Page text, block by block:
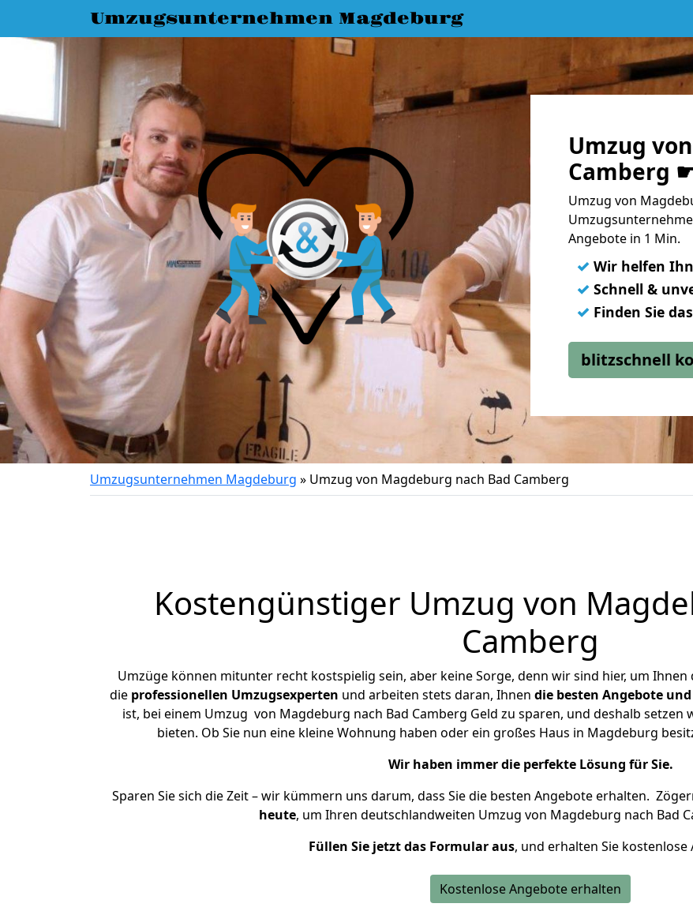
Umzugsunternehmen Magdeburg
Umzug
Camberg
Umzug von
Angebote in 1 Min.
✓ Wir helfen
✓ Schnell &
✓ Finden Sie
blitzschnell
Umzugsunternehmen Magdeburg » Umzug von Magdeburg nach Bad Camberg
Kostengünstiger Umzug von
Camberg
Umzüge können mitunter recht kostspielig sein, aber keine Sorge, denn wir sind hier, um Ihnen
die professionellen Umzugsexperten und arbeiten stets daran, Ihnen die besten Angebote und
ist, bei einem Umzug von Magdeburg nach Bad Camberg Geld zu sparen, und deshalb setzen
bieten. Ob Sie nun eine kleine Wohnung haben oder ein großes Haus in Magdeburg
Wir haben immer die perfekte Lösung für Sie.
Sparen Sie sich die Zeit – wir kümmern uns darum, dass Sie die besten Angebote erhalten.
heute, um Ihren deutschlandweiten Umzug von Magdeburg nach Bad
Füllen Sie jetzt das Formular aus, und erhalten Sie kostenlose
Kostenlose Angebote erhalten